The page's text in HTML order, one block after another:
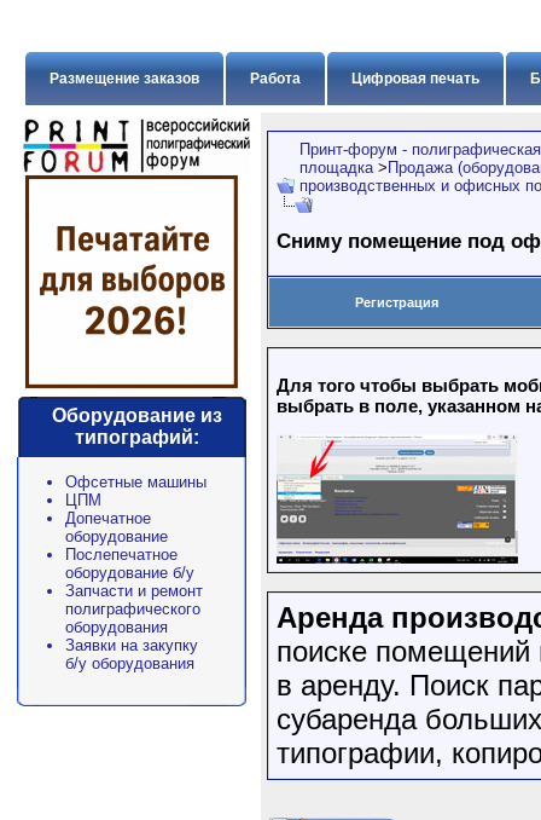
Цифровая печать
Работа
Размещение заказов
Оборудование из
типографий:
Офсетные машины
ЦПМ
Допечатное
оборудование
Послепечатное
оборудование б/у
Запчасти и ремонт
полиграфического
оборудования
Заявки на закупку
б/у оборудования
Принт-форум -
площадка > Продажа
производственных и офисных
Сниму помещение под
Регистрация
Для того чтобы выбрать
выбрать в поле, указанном
Аренда
поиске
в аренду. Поиск
субаренда
типографии,